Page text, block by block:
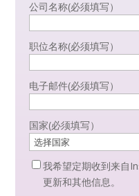
公司名称(必须填写）
职位名称(必须填写）
电子邮件(必须填写）
国家(必须填写）
Newsletter
Optin
我希望定期收到来自
更新和其他信息。